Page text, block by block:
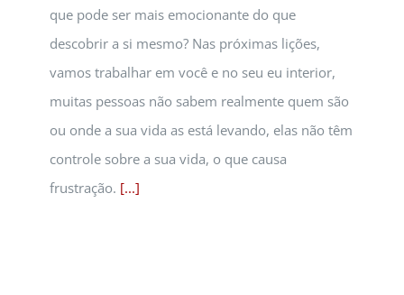
que pode ser mais emocionante do que
descobrir a si mesmo? Nas próximas lições,
vamos trabalhar em você e no seu eu interior,
muitas pessoas não sabem realmente quem são
ou onde a sua vida as está levando, elas não têm
controle sobre a sua vida, o que causa
frustração. [...]